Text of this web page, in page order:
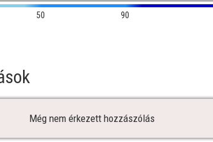
50 90
Még nem érkezett hozzászólás